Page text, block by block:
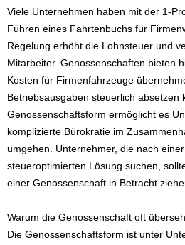
Viele Unternehmen haben mit der 1-
Führen eines Fahrtenbuchs für
Regelung erhöht die Lohnsteuer und
Mitarbeiter. Genossenschaften bieten
Kosten für Firmenfahrzeuge
Betriebsausgaben steuerlich absetzen
Genossenschaftsform ermöglicht es
komplizierte Bürokratie im
umgehen. Unternehmer, die nach
steueroptimierten Lösung suchen,
einer Genossenschaft in Betracht
Warum die Genossenschaft oft
Die Genossenschaftsform ist unter